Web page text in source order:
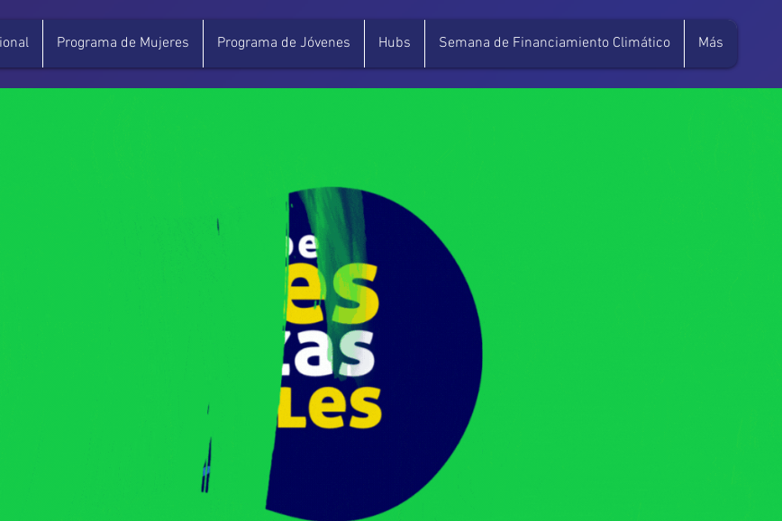
Programa de Mujeres Programa de Jóvenes Hubs Semana de Financiamiento Climático Más